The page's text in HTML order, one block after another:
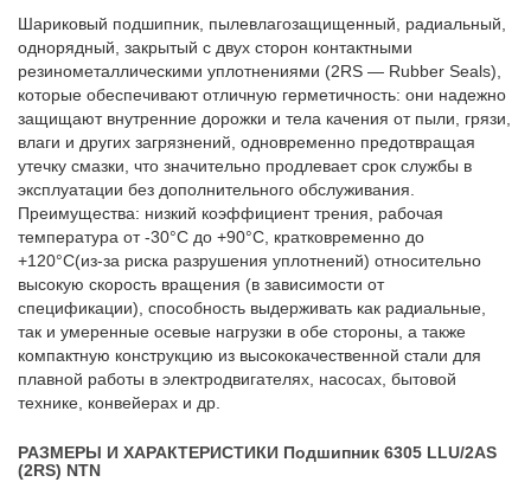
Шариковый подшипник, пылевлагозащищенный, радиальный,
однорядный, закрытый с двух сторон контактными
резинометаллическими уплотнениями (2RS — Rubber Seals),
которые обеспечивают отличную герметичность: они надежно
защищают внутренние дорожки и тела качения от пыли, грязи,
влаги и других загрязнений, одновременно предотвращая
утечку смазки, что значительно продлевает срок службы в
эксплуатации без дополнительного обслуживания.
Преимущества: низкий коэффициент трения, рабочая
температура от -30°C до +90°C, кратковременно до
+120°C(из-за риска разрушения уплотнений) относительно
высокую скорость вращения (в зависимости от
спецификации), способность выдерживать как радиальные,
так и умеренные осевые нагрузки в обе стороны, а также
компактную конструкцию из высококачественной стали для
плавной работы в электродвигателях, насосах, бытовой
технике, конвейерах и др.
РАЗМЕРЫ И ХАРАКТЕРИСТИКИ Подшипник 6305 LLU/2AS
(2RS) NTN